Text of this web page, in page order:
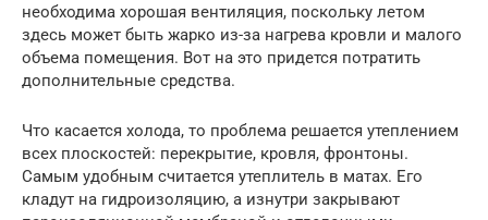
необходима хорошая вентиляция, поскольку летом
здесь может быть жарко из-за нагрева кровли и малого
объема помещения. Вот на это придется потратить
дополнительные средства.
Что касается холода, то проблема решается утеплением
всех плоскостей: перекрытие, кровля, фронтоны.
Самым удобным считается утеплитель в матах. Его
кладут на гидроизоляцию, а изнутри закрывают